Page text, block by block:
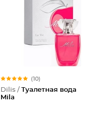
(10)
Dilis / Туалетная вода
Mila